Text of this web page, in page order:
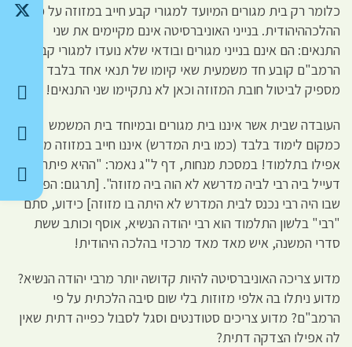
כלומר רק בית מגורים המיועד למגורי קבע חייב במזוזה על פי
ההלכההיהודית. בנייני האוניברסיטה אינם מקיימים את שני
התנאים: הם אינם בנייני מגורים ובודאי שלא נועדו למגורי קבע.
הרמב"ם קובע חד משמעית שאי קיומו של תנאי אחד בלבד
מספיק לביטול חובת המזוזה וכאן לא נתקיימו שני התנאים!
העובדה שבית אשר איננו בית מגורים ובמיוחד בית המשמש
כמקום לימוד בלבד (כמו בית המדרש) איננו חייב במזוזה מופיעה
אפילו בתלמוד! במסכת מנחות, דף ל"ג נאמר: "ההיא פיתחא
דעייל ביה רבי לביה מדרשא לא הוה ביה מזוזה". [תרגום: הפתח
שבו היה רבי נכנס לבית המדרש לא היתה בו מזוזה] כידוע, סתם
"רבי" בלשון התלמוד הוא רבי יהודה הנשיא, אוסף וכותב ששת
סדרי המשנה, איש מאד מאד מרכזי בהלכה היהודית!
מדוע צריכה האוניברסיטה להיות קדושה יותר מרבי יהודה הנשיא?
מדוע ניתלו בה אלפי מזוזות בלי שום סיבה הלכתית על פי
הרמב"ם? מדוע צריכים סטודנטים וסגל לסבול כפייה דתית שאין
לה אפילו הצדקה דתית?